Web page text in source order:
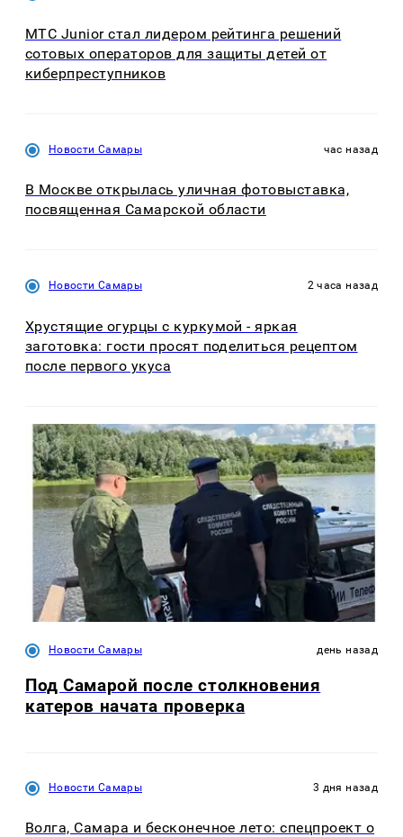
МТС Junior стал лидером рейтинга решений
сотовых операторов для защиты детей от
киберпреступников
Новости Самары час назад
В Москве открылась уличная фотовыставка,
посвященная Самарской области
Новости Самары 2 часа назад
Хрустящие огурцы с куркумой - яркая
заготовка: гости просят поделиться рецептом
после первого укуса
Новости Самары день назад
Под Самарой после столкновения
катеров начата проверка
Новости Самары 3 дня назад
Волга, Самара и бесконечное лето: спецпроект о